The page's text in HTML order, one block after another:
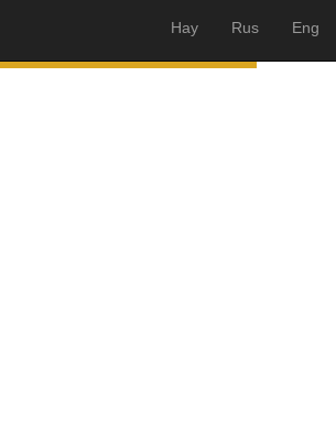
Hay Rus Eng